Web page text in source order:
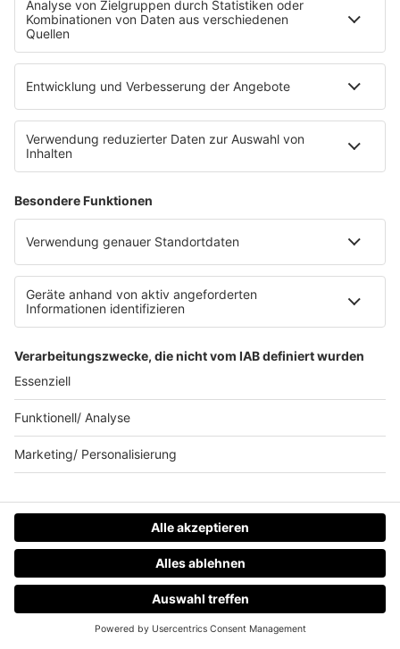
HOME RADIOS MENÜ
mehr lesen
IMAGO / Avalon.red
Oasis-Doku kommt am 9. September in
die Kinos
Der Start von "Don't Look Back in Anger" wurde einen
Tag nach vorne verschoben. Was können die Fans von
der Doku erwarten? Und wo könnt ihr den Film später
streamen?
mehr lesen
IMAGO / TT